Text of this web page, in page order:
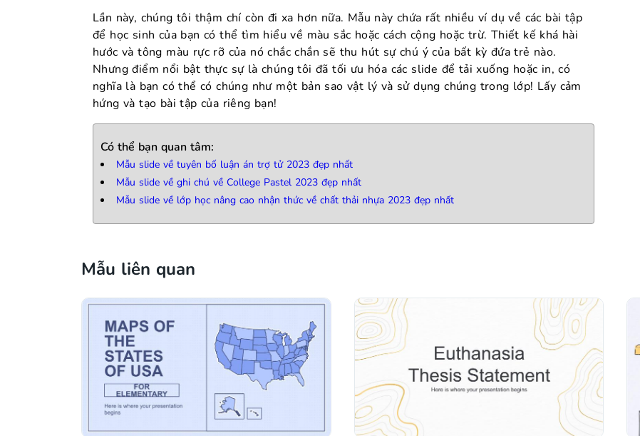
Lần này, chúng tôi thậm chí còn đi xa hơn nữa. Mẫu này chứa rất nhiều ví dụ về các bài tập
để học sinh của bạn có thể tìm hiểu về màu sắc hoặc cách cộng hoặc trừ. Thiết kế khá hài
hước và tông màu rực rỡ của nó chắc chắn sẽ thu hút sự chú ý của bất kỳ đứa trẻ nào.
Nhưng điểm nổi bật thực sự là chúng tôi đã tối ưu hóa các slide để tải xuống hoặc in, có
nghĩa là bạn có thể có chúng như một bản sao vật lý và sử dụng chúng trong lớp! Lấy cảm
hứng và tạo bài tập của riêng bạn!
Có thể bạn quan tâm:
Mẫu slide về tuyên bố luận án trợ tử 2023 đẹp nhất
Mẫu slide về ghi chú về College Pastel 2023 đẹp nhất
Mẫu slide về lớp học nâng cao nhận thức về chất thải nhựa 2023 đẹp nhất
Mẫu liên quan